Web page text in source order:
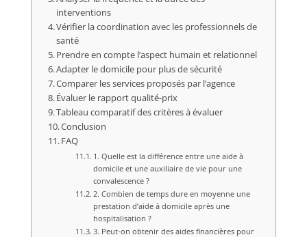
interventions
Vérifier la coordination avec les professionnels de
santé
Prendre en compte l’aspect humain et relationnel
Adapter le domicile pour plus de sécurité
Comparer les services proposés par l’agence
Évaluer le rapport qualité-prix
Tableau comparatif des critères à évaluer
Conclusion
FAQ
1. Quelle est la différence entre une aide à
domicile et une auxiliaire de vie pour une
convalescence ?
2. Combien de temps dure en moyenne une
prestation d’aide à domicile après une
hospitalisation ?
3. Peut-on obtenir des aides financières pour